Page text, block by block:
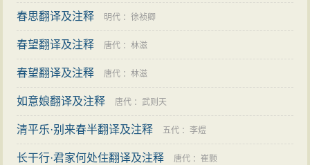
春思翻译及注释 明代 ：徐祯卿
春望翻译及注释 唐代 ：林滋
春望翻译及注释 唐代 ：林滋
如意娘翻译及注释 唐代 ：武则天
清平乐·别来春半翻译及注释 五代 ：李煜
长干行·君家何处住翻译及注释 唐代 ：崔颢